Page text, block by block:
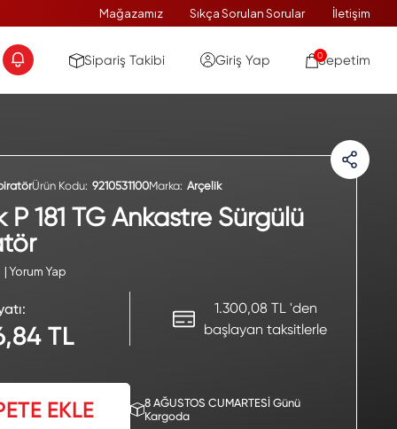
Mağazamız Sıkça Sorulan Sorular İletişim
Sipariş Takibi Giriş Yap 0
Sepetim
Ürün Kodu: 9210531100Marka: Arçelik
P 181 TG Ankastre Sürgülü
| Yorum Yap
TL
1.300,08 TL 'den
başlayan taksitlerle
EKLE
8 AĞUSTOS CUMARTESİ Günü
Kargoda